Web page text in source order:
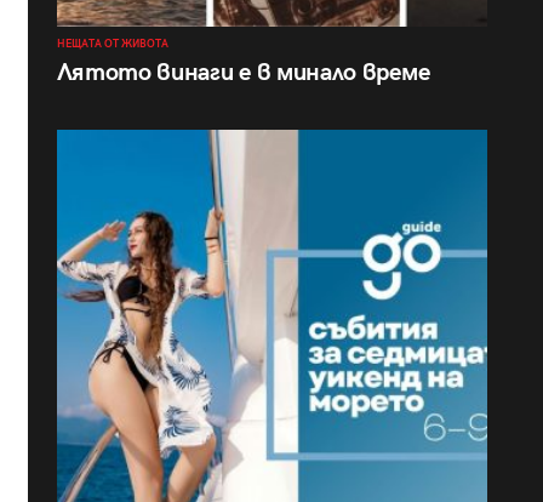
НЕЩАТА ОТ ЖИВОТА
Лятото винаги е в минало време